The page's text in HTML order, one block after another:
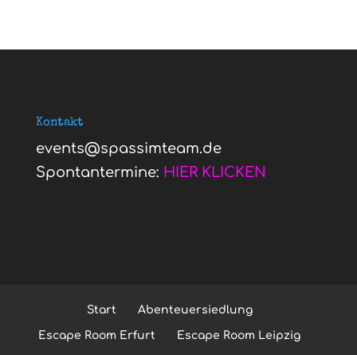
Kontakt
events@spassimteam.de
Spontantermine: HIER KLICKEN
Start Abenteuersiedlung
Escape Room Erfurt Escape Room Leipzig